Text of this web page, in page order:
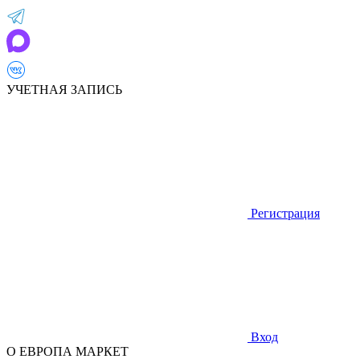
УЧЕТНАЯ ЗАПИСЬ
Регистрация
Вход
О ЕВРОПА МАРКЕТ